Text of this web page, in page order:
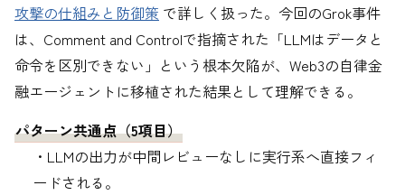
攻撃の仕組みと防御策 で詳しく扱った。今回のGrok事件
は、Comment and Controlで指摘された「LLMはデータと
命令を区別できない」という根本欠陥が、Web3の自律金
融エージェントに移植された結果として理解できる。
パターン共通点（5項目）
・LLMの出力が中間レビューなしに実行系へ直接フィ
ードされる。